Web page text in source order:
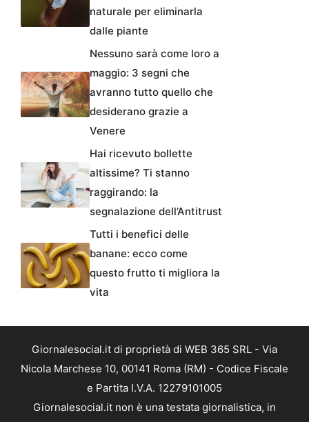
naturale per eliminarla
dalle piante
Nessuno sarà come loro a
maggio: 3 segni che
avranno tutto quello che
desiderano grazie a
Venere
Hai ricevuto bollette
altissime? Ti stanno
raggirando: la
segnalazione dell’Antitrust
Tutti i benefici delle
banane: ecco come
questo frutto ti migliora la
vita
Giornalesocial.it di proprietà di WEB 365 SRL - Via
Nicola Marchese 10, 00141 Roma (RM) - Codice Fiscale
e Partita I.V.A. 12279101005
Giornalesocial.it non è una testata giornalistica, in